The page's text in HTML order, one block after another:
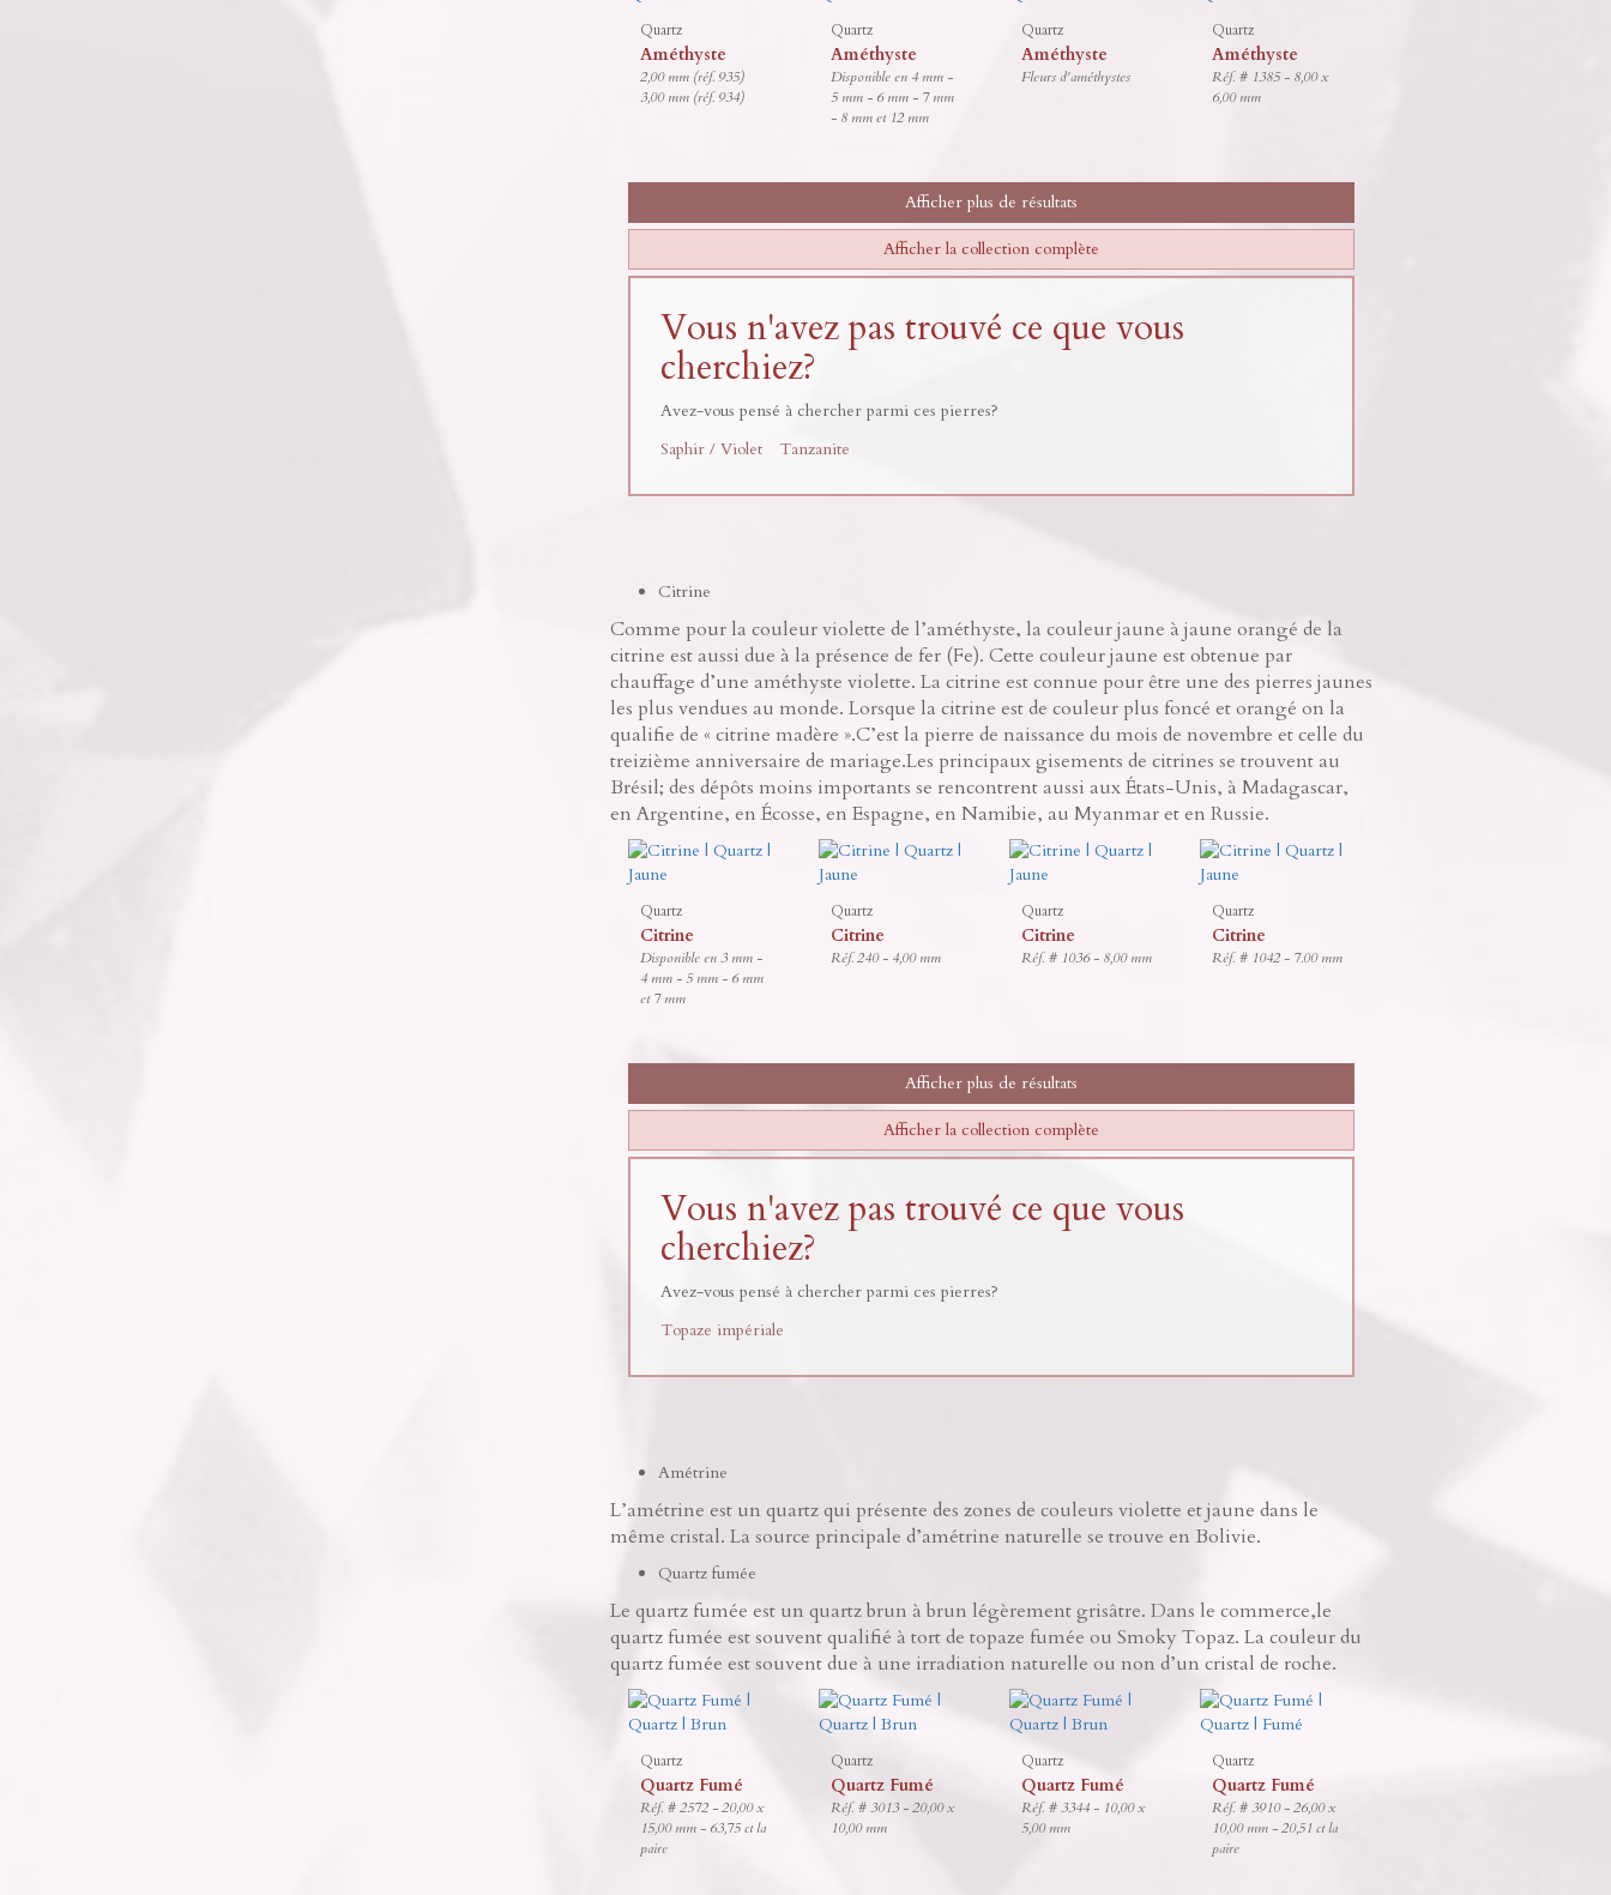
Quartz
Améthyste
2,00 mm (réf. 935)
3,00 mm (réf. 934)
Quartz
Améthyste
Disponible en 4 mm -
5 mm - 6 mm - 7 mm
- 8 mm et 12 mm
Quartz
Améthyste
Fleurs d'améthystes
Quartz
Améthyste
Réf. # 1385 - 8,00 x
6,00 mm
Afficher plus de résultats
Afficher la collection complète
Vous n'avez pas trouvé ce que vous
cherchiez?
Avez-vous pensé à chercher parmi ces pierres?
Saphir / Violet
Tanzanite
Citrine
Comme pour la couleur violette de l’améthyste, la couleur jaune à jaune orangé de la
citrine est aussi due à la présence de fer (Fe). Cette couleur jaune est obtenue par
chauffage d’une améthyste violette. La citrine est connue pour être une des pierres jaunes
les plus vendues au monde. Lorsque la citrine est de couleur plus foncé et orangé on la
qualifie de « citrine madère ».C’est la pierre de naissance du mois de novembre et celle du
treizième anniversaire de mariage.Les principaux gisements de citrines se trouvent au
Brésil; des dépôts moins importants se rencontrent aussi aux États-Unis, à Madagascar,
en Argentine, en Écosse, en Espagne, en Namibie, au Myanmar et en Russie.
Quartz
Citrine
Disponible en 3 mm -
4 mm - 5 mm - 6 mm
et 7 mm
Quartz
Citrine
Réf. 240 - 4,00 mm
Quartz
Citrine
Réf. # 1036 - 8,00 mm
Quartz
Citrine
Réf. # 1042 - 7.00 mm
Afficher plus de résultats
Afficher la collection complète
Vous n'avez pas trouvé ce que vous
cherchiez?
Avez-vous pensé à chercher parmi ces pierres?
Topaze impériale
Amétrine
L’amétrine est un quartz qui présente des zones de couleurs violette et jaune dans le
même cristal. La source principale d’amétrine naturelle se trouve en Bolivie.
Quartz fumée
Le quartz fumée est un quartz brun à brun légèrement grisâtre. Dans le commerce,le
quartz fumée est souvent qualifié à tort de topaze fumée ou Smoky Topaz. La couleur du
quartz fumée est souvent due à une irradiation naturelle ou non d’un cristal de roche.
Quartz
Quartz Fumé
Réf. # 2572 - 20,00 x
15,00 mm - 63,75 ct la
paire
Quartz
Quartz Fumé
Réf. # 3013 - 20,00 x
10,00 mm
Quartz
Quartz Fumé
Réf. # 3344 - 10,00 x
5,00 mm
Quartz
Quartz Fumé
Réf. # 3910 - 26,00 x
10,00 mm - 20,51 ct la
paire